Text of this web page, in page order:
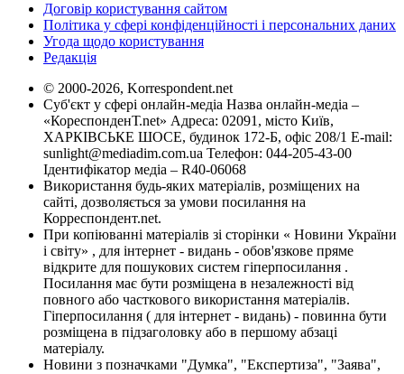
Договір користування сайтом
Політика у сфері конфіденційності і персональних даних
Угода щодо користування
Редакція
© 2000-2026, Korrespondent.net
Суб'єкт у сфері онлайн-медіа Назва онлайн-медіа –
«КореспонденТ.net» Адреса: 02091, місто Київ,
ХАРКІВСЬКЕ ШОСЕ, будинок 172-Б, офіс 208/1 E-mail:
sunlight@mediadim.com.ua Телефон: 044-205-43-00
Ідентифікатор медіа – R40-06068
Використання будь-яких матеріалів, розміщених на
сайті, дозволяється за умови посилання на
Корреспондент.net.
При копіюванні матеріалів зі сторінки « Новини України
і світу» , для інтернет - видань - обов'язкове пряме
відкрите для пошукових систем гіперпосилання .
Посилання має бути розміщена в незалежності від
повного або часткового використання матеріалів.
Гіперпосилання ( для інтернет - видань) - повинна бути
розміщена в підзаголовку або в першому абзаці
матеріалу.
Новини з позначками "Думка", "Експертиза", "Заява",